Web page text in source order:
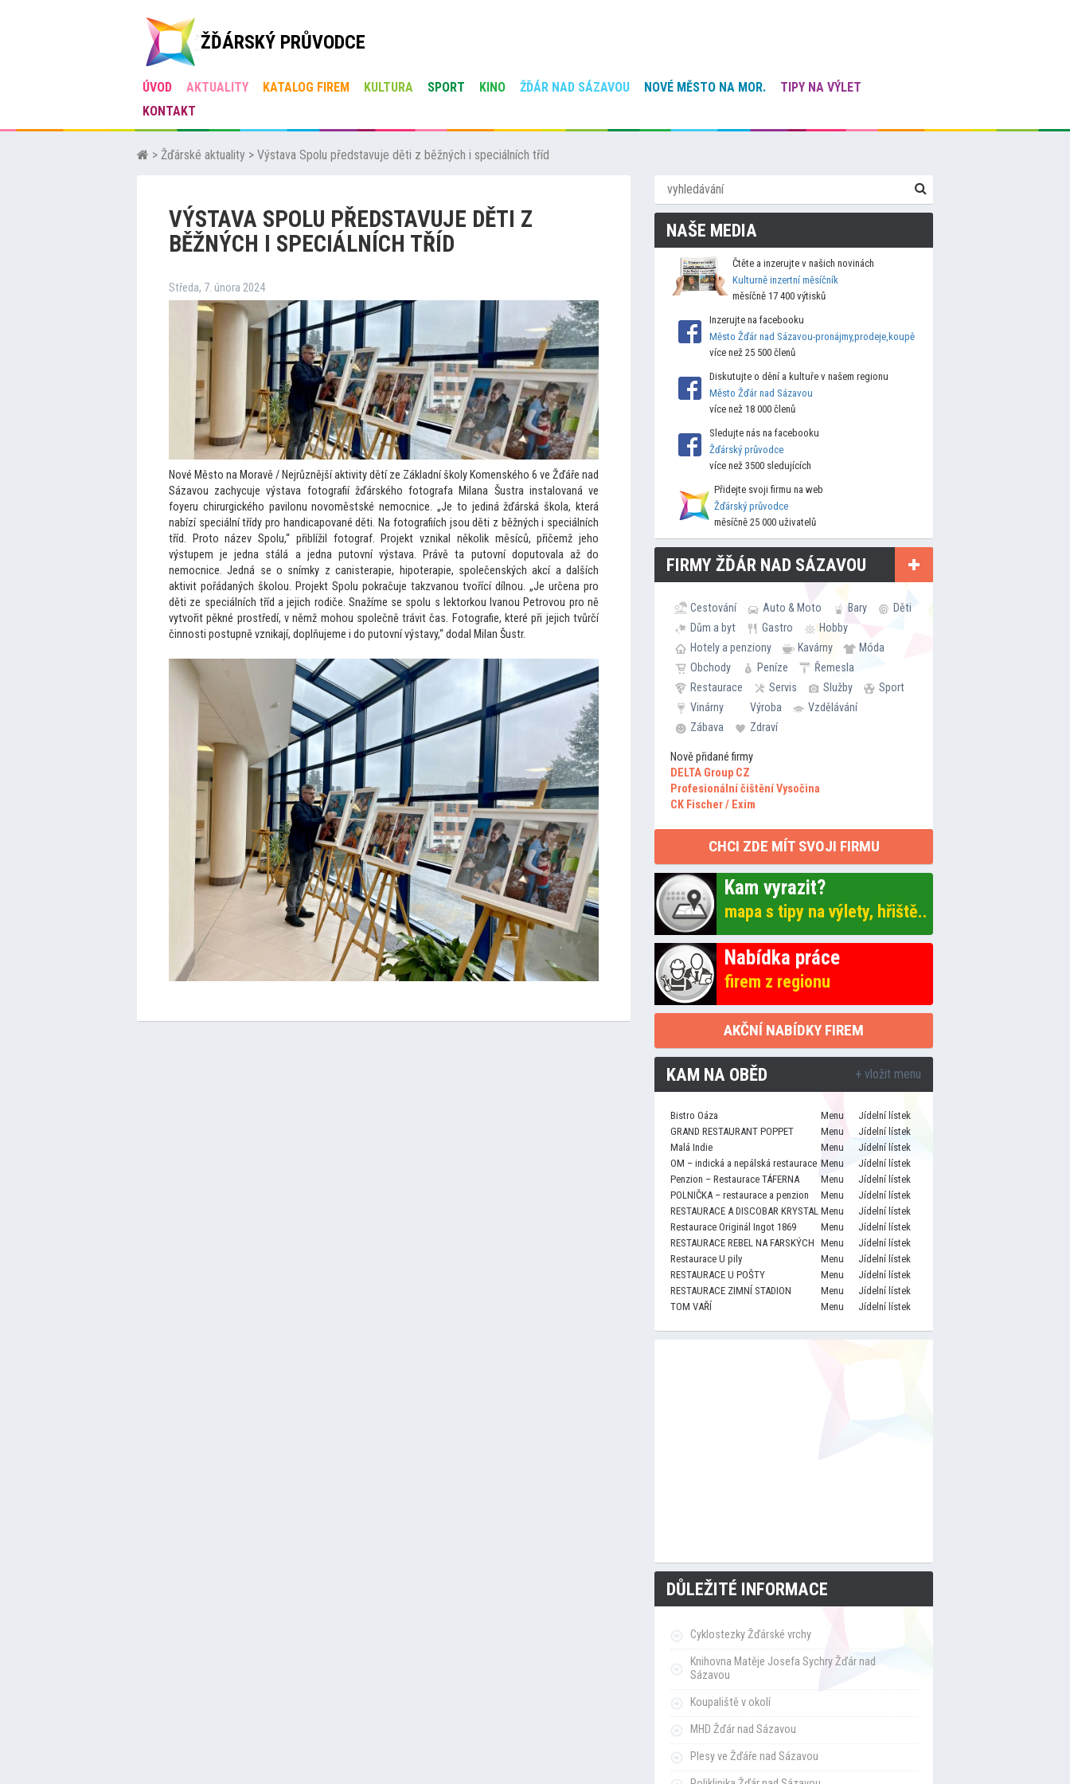
ŽĎÁRSKÝ PRŮVODCE
ÚVOD AKTUALITY KATALOG FIREM KULTURA SPORT KINO ŽĎÁR NAD SÁZAVOU NOVÉ MĚSTO NA MOR.
TIPY NA VÝLET
KONTAKT
> Žďárské aktuality > Výstava Spolu představuje děti z běžných i speciálních tříd
VÝSTAVA SPOLU PŘEDSTAVUJE DĚTI Z
BĚŽNÝCH I SPECIÁLNÍCH TŘÍD
Středa, 7. února 2024
Nové Město na Moravě / Nejrůznější aktivity dětí ze Základní školy Komenského 6 ve Žďáře nad
Sázavou zachycuje výstava fotografií žďárského fotografa Milana Šustra instalovaná ve
foyeru chirurgického pavilonu novoměstské nemocnice. „Je to jediná žďárská škola, která
nabízí speciální třídy pro handicapované děti. Na fotografiích jsou děti z běžných i speciálních
tříd. Proto název Spolu,“ přiblížil fotograf. Projekt vznikal několik měsíců, přičemž jeho
výstupem je jedna stálá a jedna putovní výstava. Právě ta putovní doputovala až do
nemocnice. Jedná se o snímky z canisterapie, hipoterapie, společenských akcí a dalších
aktivit pořádaných školou. Projekt Spolu pokračuje takzvanou tvořící dílnou. „Je určena pro
děti ze speciálních tříd a jejich rodiče. Snažíme se spolu s lektorkou Ivanou Petrovou pro ně
vytvořit pěkné prostředí, v němž mohou společně trávit čas. Fotografie, které při jejich tvůrčí
činnosti postupně vznikají, doplňujeme i do putovní výstavy,“ dodal Milan Šustr.
NAŠE MEDIA
Čtěte a inzerujte v našich novinách
Kulturně inzertní měsíčník
měsíčně 17 400 výtisků
Inzerujte na facebooku
Město Žďár nad Sázavou-pronájmy,prodeje,koupě
více než 25 500 členů
Diskutujte o dění a kultuře v našem regionu
Město Žďár nad Sázavou
více než 18 000 členů
Sledujte nás na facebooku
Žďárský průvodce
více než 3500 sledujících
Přidejte svoji firmu na web
Žďárský průvodce
měsíčně 25 000 uživatelů
FIRMY ŽĎÁR NAD SÁZAVOU
Cestování Auto & Moto Bary
Děti
Dům a byt
Gastro
Hobby
Hotely a penziony
Kavárny
Móda
Obchody
Peníze
Řemesla
Restaurace
Servis Služby
Sport
Vinárny
Výroba
Vzdělávání
Zábava
Zdraví
Nově přidané firmy
DELTA Group CZ
Profesionální čištění Vysočina
CK Fischer / Exim
CHCI ZDE MÍT SVOJI FIRMU
Kam vyrazit?
mapa s tipy na výlety, hřiště..
Nabídka práce
firem z regionu
AKČNÍ NABÍDKY FIREM
KAM NA OBĚD + vložit menu
Bistro Oáza Menu
Jídelní lístek
GRAND RESTAURANT POPPET
Menu
Jídelní lístek
Malá Indie
Menu
Jídelní lístek
OM – indická a nepálská restaurace Menu
Jídelní lístek
Penzion – Restaurace TÁFERNA
Menu
Jídelní lístek
POLNIČKA – restaurace a penzion
Menu
Jídelní lístek
RESTAURACE A DISCOBAR KRYSTAL Menu
Jídelní lístek
Restaurace Originál Ingot 1869
Menu
Jídelní lístek
RESTAURACE REBEL NA FARSKÝCH Menu
Jídelní lístek
Restaurace U pily
Menu
Jídelní lístek
RESTAURACE U POŠTY
Menu
Jídelní lístek
RESTAURACE ZIMNÍ STADION
Menu
Jídelní lístek
TOM VAŘÍ
Menu Jídelní lístek
DŮLEŽITÉ INFORMACE
Cyklostezky Žďárské vrchy
Knihovna Matěje Josefa Sychry Žďár nad
Sázavou
Koupaliště v okolí
MHD Žďár nad Sázavou
Plesy ve Žďáře nad Sázavou